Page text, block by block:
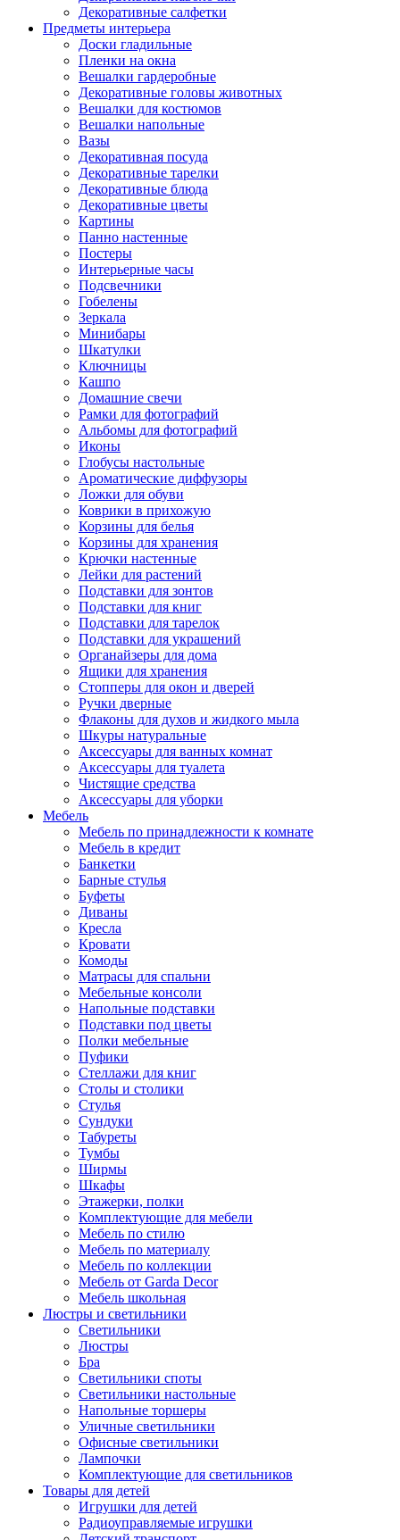
Декоративные салфетки
Предметы интерьера
Доски гладильные
Пленки на окна
Вешалки гардеробные
Декоративные головы животных
Вешалки для костюмов
Вешалки напольные
Вазы
Декоративная посуда
Декоративные тарелки
Декоративные блюда
Декоративные цветы
Картины
Панно настенные
Постеры
Интерьерные часы
Подсвечники
Гобелены
Зеркала
Минибары
Шкатулки
Ключницы
Кашпо
Домашние свечи
Рамки для фотографий
Альбомы для фотографий
Иконы
Глобусы настольные
Ароматические диффузоры
Ложки для обуви
Коврики в прихожую
Корзины для белья
Корзины для хранения
Крючки настенные
Лейки для растений
Подставки для зонтов
Подставки для книг
Подставки для тарелок
Подставки для украшений
Органайзеры для дома
Ящики для хранения
Стопперы для окон и дверей
Ручки дверные
Флаконы для духов и жидкого мыла
Шкуры натуральные
Аксессуары для ванных комнат
Аксессуары для туалета
Чистящие средства
Аксессуары для уборки
Мебель
Мебель по принадлежности к комнате
Мебель в кредит
Банкетки
Барные стулья
Буфеты
Диваны
Кресла
Кровати
Комоды
Матрасы для спальни
Мебельные консоли
Напольные подставки
Подставки под цветы
Полки мебельные
Пуфики
Стеллажи для книг
Столы и столики
Стулья
Сундуки
Табуреты
Тумбы
Ширмы
Шкафы
Этажерки, полки
Комплектующие для мебели
Мебель по стилю
Мебель по материалу
Мебель по коллекции
Мебель от Garda Decor
Мебель школьная
Люстры и светильники
Светильники
Люстры
Бра
Светильники споты
Светильники настольные
Напольные торшеры
Уличные светильники
Офисные светильники
Лампочки
Комплектующие для светильников
Товары для детей
Игрушки для детей
Радиоуправляемые игрушки